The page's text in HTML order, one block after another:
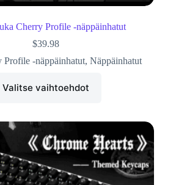
Cherry Profile -näppäinhatut
$39.98
Profile -näppäinhatut, Näppäinhatut
Valitse vaihtoehdot